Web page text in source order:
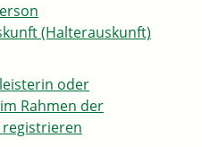
(Halterauskunft)
oder
Rahmen der
registrieren